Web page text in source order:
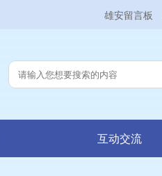
雄安留言板
互动交流